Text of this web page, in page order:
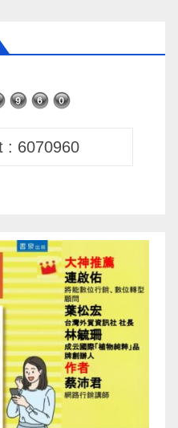
: 6070960